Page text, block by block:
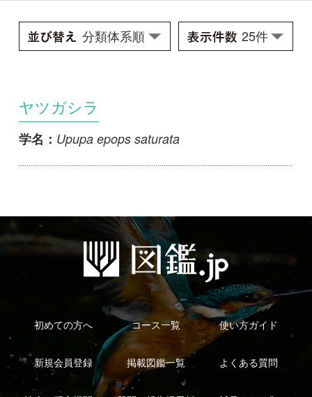
初めての方へ コース一覧
掲載図鑑一覧 よくある質問
質問・報告掲示板 補足リンク集